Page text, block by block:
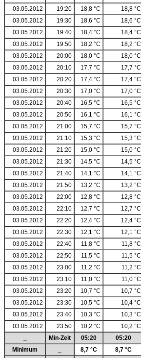
03.05.2012
19:20 18,8 °C 18,8 °C
03.05.2012
19:30 18,6 °C 18,6 °C
03.05.2012
19:40 18,4 °C 18,4 °C
03.05.2012
19:50 18,2 °C 18,2 °C
03.05.2012
20:00 18,0 °C 18,0 °C
03.05.2012
20:10 17,7 °C 17,7 °C
03.05.2012
20:20 17,4 °C 17,4 °C
03.05.2012
20:30 17,0 °C 17,0 °C
03.05.2012
20:40 16,5 °C 16,5 °C
03.05.2012
20:50 16,1 °C 16,1 °C
03.05.2012
21:00 15,7 °C 15,7 °C
03.05.2012
21:10 15,3 °C 15,3 °C
03.05.2012
21:20 15,0 °C 15,0 °C
03.05.2012
21:30 14,5 °C 14,5 °C
03.05.2012
21:40 14,1 °C 14,1 °C
03.05.2012
21:50 13,2 °C 13,2 °C
03.05.2012
22:00 12,8 °C 12,8 °C
03.05.2012
22:10 12,7 °C 12,7 °C
03.05.2012
22:20 12,4 °C 12,4 °C
03.05.2012
22:30 12,1 °C 12,1 °C
03.05.2012
22:40 11,8 °C 11,8 °C
03.05.2012
22:50 11,5 °C 11,5 °C
03.05.2012
23:00 11,2 °C 11,2 °C
03.05.2012
23:10 11,0 °C 11,0 °C
03.05.2012
23:20 10,7 °C 10,7 °C
03.05.2012
23:30 10,5 °C 10,4 °C
03.05.2012
23:40 10,3 °C 10,3 °C
03.05.2012
23:50 10,2 °C 10,2 °C
Min-Zeit 05:20 05:20
Minimum
8,7 °C 8,7 °C